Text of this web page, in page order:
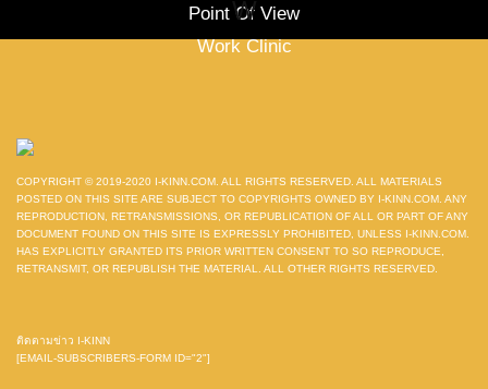
Point Of View
W
Work Clinic
COPYRIGHT © 2019-2020 I-KINN.COM. ALL RIGHTS RESERVED. ALL MATERIALS
POSTED ON THIS SITE ARE SUBJECT TO COPYRIGHTS OWNED BY I-KINN.COM. ANY
REPRODUCTION, RETRANSMISSIONS, OR REPUBLICATION OF ALL OR PART OF ANY
DOCUMENT FOUND ON THIS SITE IS EXPRESSLY PROHIBITED, UNLESS I-KINN.COM.
HAS EXPLICITLY GRANTED ITS PRIOR WRITTEN CONSENT TO SO REPRODUCE,
RETRANSMIT, OR REPUBLISH THE MATERIAL. ALL OTHER RIGHTS RESERVED.
ติดตามข่าว I-KINN
[EMAIL-SUBSCRIBERS-FORM ID="2"]